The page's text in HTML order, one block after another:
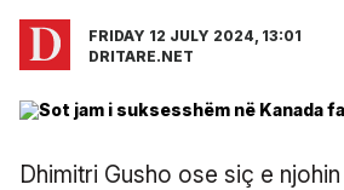
FRIDAY 12 JULY 2024, 13:01
DRITARE.NET
Dhimitri Gusho ose siç e